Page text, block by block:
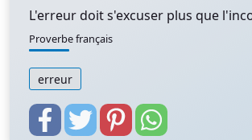
L'erreur doit s'excuser plus que
Proverbe français
erreur